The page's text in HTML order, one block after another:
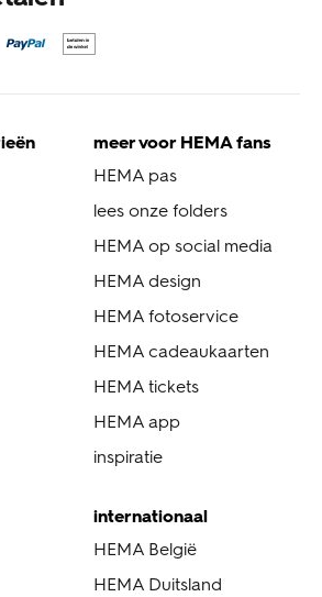
meer voor HEMA fans
HEMA pas
lees onze folders
HEMA op social media
HEMA design
HEMA fotoservice
HEMA cadeaukaarten
HEMA tickets
HEMA app
inspiratie
internationaal
HEMA België
HEMA Duitsland